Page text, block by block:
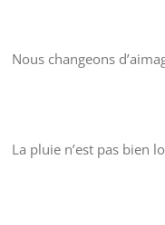
Nous changeons
La pluie n’est pas bien